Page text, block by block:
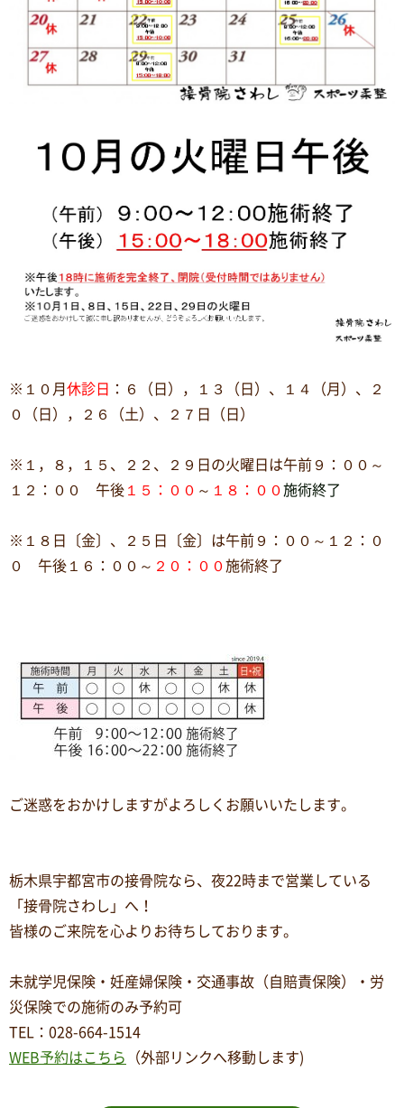
※１０月 休診日
：６（日），１３（日）、１４（月）、２
０（日），２６（土）、２７日（日）
※１，８，１５、２２、２９日の火曜日は午前９：００～
１２：００ 午後 １５：００ ～ １８：００施術終了
※１８日〔金〕、２５日〔金〕は午前９：００～１２：０
０ 午後１６：００～ ２０：００施術終了
ご迷惑をおかけしますがよろしくお願いいたします。
栃木県宇都宮市の接骨院なら、夜22時まで営業している
「接骨院さわし」へ！
皆様のご来院を心よりお待ちしております。
未就学児保険・妊産婦保険・交通事故（自賠責保険）・労
災保険での施術のみ予約可
TEL
： 028-664-1514
WEB予約はこちら
（外部リンクへ移動します)